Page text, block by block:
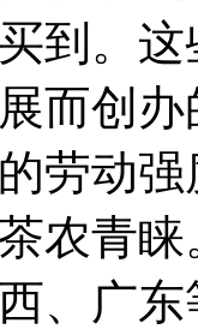
到。
而创
劳动
农青
、广